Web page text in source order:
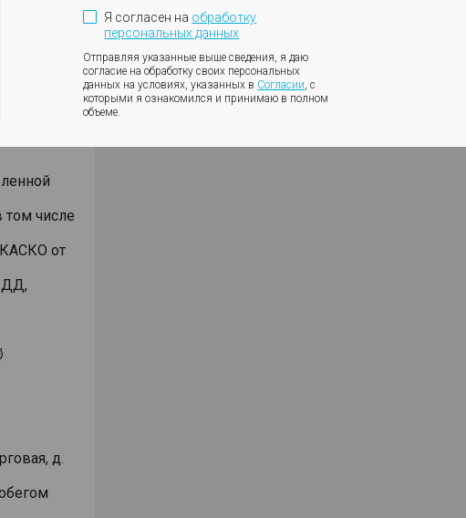
2-х
числе
от
д.
Я согласен на обработку
персональных данных
Отправляя указанные выше сведения, я даю
согласие на обработку своих персональных
данных на условиях, указанных в Согласии, с
которыми я ознакомился и принимаю в полном
объеме.